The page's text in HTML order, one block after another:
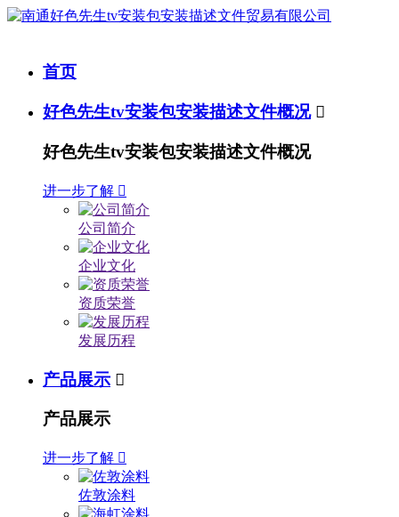
首页
好色先生tv安装包安装描述文件概况 
好色先生tv安装包安装描述文件概况
进一步了解 
公司简介
企业文化
资质荣誉
发展历程
产品展示 
产品展示
进一步了解 
佐敦涂料